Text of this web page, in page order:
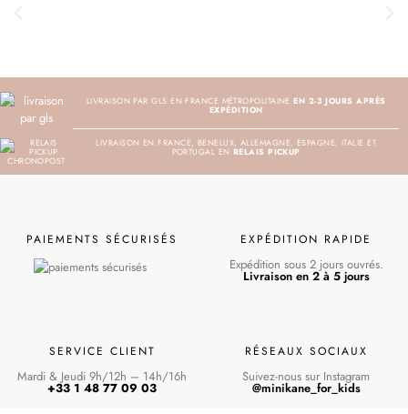
LIVRAISON PAR GLS EN FRANCE MÉTROPOLITAINEEN 2-3 JOURS APRÈS
EXPÉDITION
LIVRAISON EN FRANCE, BENELUX, ALLEMAGNE, ESPAGNE, ITALIE ET
PORTUGAL EN RELAIS PICKUP
PAIEMENTS SÉCURISÉS EXPÉDITION RAPIDE
Expédition sous 2 jours ouvrés.
Livraison en 2 à 5 jours
SERVICE CLIENT
Mardi & Jeudi 9h/12h – 14h/16h
+33 1 48 77 09 03
RÉSEAUX SOCIAUX
Suivez-nous sur Instagram
@minikane_for_kids